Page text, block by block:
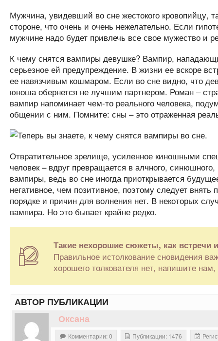
Мужчина, увидевший во сне жестокого кровопийцу,
стороне, что очень и очень нежелательно. Если
мужчине надо будет привлечь все свое мужество и
К чему снятся вампиры девушке? Вампир,
серьезное ей предупреждение. В жизни ее вскоре
ее навязчивым кошмаром. Если во сне видно, что
юноша обернется не лучшим партнером. Роман –
вампир напоминает чем-то реального человека,
общении с ним. Помните: сны – это отраженная
Отвратительное зрелище, усиленное киношными
человек – вдруг превращается в алчного,
вампиры, ведь во сне иногда приоткрывается
негативное, чем позитивное, поэтому следует
порядке и причин для волнения нет. В некоторых
вампира. Но это бывает крайне редко.
Такие нехорошие сюжеты, как встречи
Правильное истолкование сновидения
хорошего толкователя нет, напишите
АВТОР ПУБЛИКАЦИИ
Оксана
Комментарии: 0 Публикации: 1476